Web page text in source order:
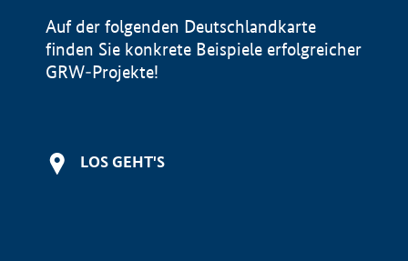
Auf der folgenden Deutschlandkarte
finden Sie konkrete Beispiele erfolgreicher
GRW-Projekte!
LOS GEHT'S